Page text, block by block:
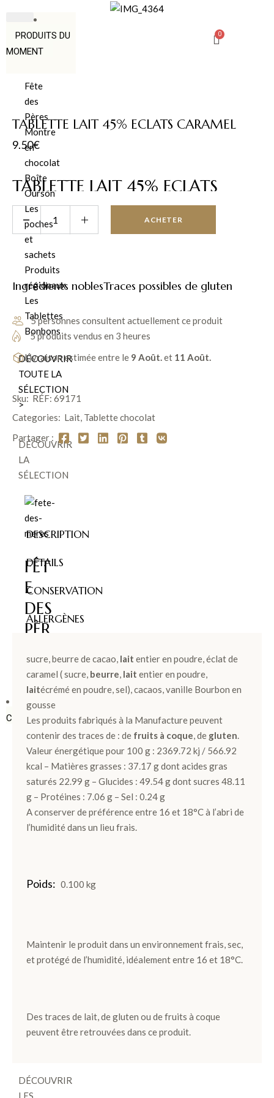
PRODUITS DU
MOMENT
Fête
des
Pères
Montre
en
chocolat
Boîte
Ourson
Les
poches
et
sachets
Produits
régionaux
Les
Tablettes
Bonbons
DÉCOUVRIR
TOUTE LA
SÉLECTION
>
DÉCOUVRIR
LA
SÉLECTION
FÊT
E
DES
PÈR
ES >
BOÎTES &
COFFRETS
Ballotins
de
Chocolats
Box et
Panier
Coffrets
Chocolat
Lait
Pièces
DÉCOUVRIR
LES
TABLETTE LAIT 45% ECLATS CARAMEL
9.50€
TABLETTE LAIT 45% ECLATS
CARAMEL
Ingrédient naturel Caramel, lait, chocolat… des saveurs
d’enfance avec le beurre fin du caramel, délicatement salé et
croquant. En fin de bouche, les notes brunes du caramel. Un
goût parfait avec le chocolat Grand lait 45% de la
chocolaterie CLUIZEL . Cette tablette gourmande enchantera
les gourmands.
ACHETER
Ingrédients noblesTraces possibles de gluten
5 personnes consultent actuellement ce produit
5 produits vendus en 3 heures
Livraison estimée entre le 9 Août.et 11 Août.
Sku: RÉF: 69171
Categories: Lait, Tablette chocolat
Partager :
DESCRIPTION
DÉTAILS
CONSERVATION
ALLERGÈNES
sucre, beurre de cacao, lait entier en poudre, éclat de
caramel ( sucre, beurre, lait entier en poudre,
laitécrémé en poudre, sel), cacaos, vanille Bourbon en
gousse
Les produits fabriqués à la Manufacture peuvent
contenir des traces de : de fruits à coque, de gluten.
Valeur énergétique pour 100 g : 2369.72 kj / 566.92
kcal – Matières grasses : 37.17 g dont acides gras
saturés 22.99 g – Glucides : 49.54 g dont sucres 48.11
g – Protéines : 7.06 g – Sel : 0.24 g
A conserver de préférence entre 16 et 18°C à l’abri de
l’humidité dans un lieu frais.
Poids 0.100 kg
Maintenir le produit dans un environnement frais, sec,
et protégé de l’humidité, idéalement entre 16 et 18°C.
Des traces de lait, de gluten ou de fruits à coque
peuvent être retrouvées dans ce produit.